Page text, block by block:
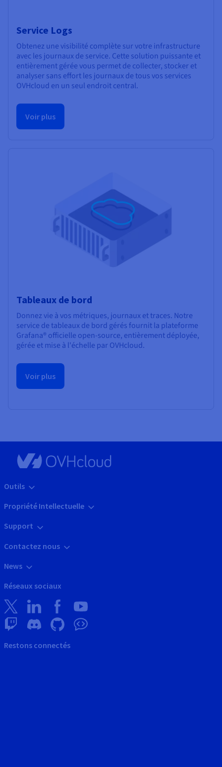
Service Logs
Obtenez une visibilité complète sur votre infrastructure
avec les journaux de service. Cette solution puissante et
entièrement gérée vous permet de collecter, stocker et
analyser sans effort les journaux de tous vos services
OVHcloud en un seul endroit central.
Voir plus
Tableaux de bord
Donnez vie à vos métriques, journaux et traces. Notre
service de tableaux de bord gérés fournit la plateforme
Grafana® officielle open-source, entièrement déployée,
gérée et mise à l'échelle par OVHcloud.
Voir plus
Outils
Propriété Intellectuelle
Support
Contactez nous
News
Réseaux sociaux
Restons connectés